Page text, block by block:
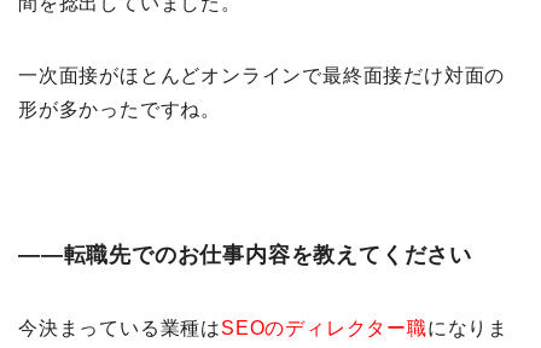
一次面接がほとんどオンラインで最終面接だけ対面の
形が多かったですね。
――転職先でのお仕事内容を教えてください
今決まっている業種はSEOのディレクター職になりま